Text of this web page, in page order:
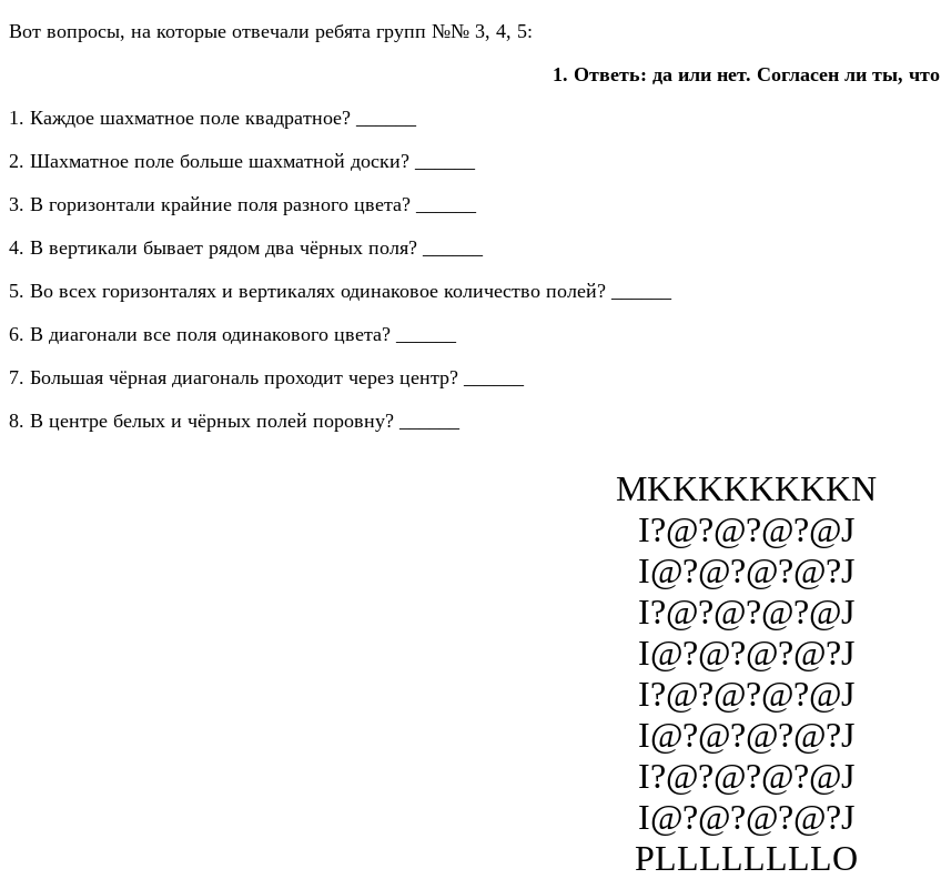
Вот вопросы, на которые отвечали ребята групп №№ 3, 4, 5:
1. Ответь: да или нет. Согласен ли ты, что
1. Каждое шахматное поле квадратное? ______
2. Шахматное поле больше шахматной доски? ______
3. В горизонтали крайние поля разного цвета? ______
4. В вертикали бывает рядом два чёрных поля? ______
5. Во всех горизонталях и вертикалях одинаковое количество полей? ______
6. В диагонали все поля одинакового цвета? ______
7. Большая чёрная диагональ проходит через центр? ______
8. В центре белых и чёрных полей поровну? ______
MKKKKKKKKN
I?@?@?@?@J
I@?@?@?@?J
I?@?@?@?@J
I@?@?@?@?J
I?@?@?@?@J
I@?@?@?@?J
I?@?@?@?@J
I@?@?@?@?J
PLLLLLLLLO